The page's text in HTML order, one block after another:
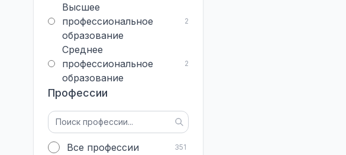
Высшее
профессиональное
образование
2
Среднее
профессиональное
образование
2
Профессии
Все профессии 351